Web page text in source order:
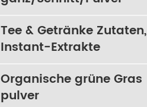
Tee & Getränke Zutaten,
Instant-Extrakte
Organische grüne Gras
pulver